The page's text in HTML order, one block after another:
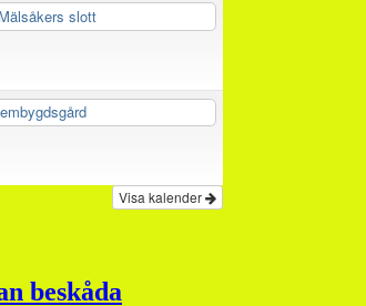
slott
Visa kalender
beskåda